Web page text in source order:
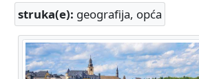
struka(e): geografija, opća